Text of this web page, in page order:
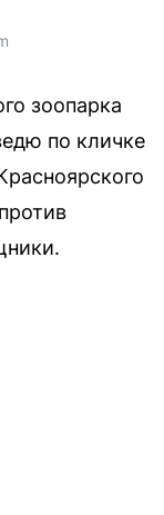
зоопарка
по кличке